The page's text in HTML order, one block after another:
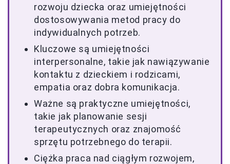
rozwoju dziecka oraz umiejętności
dostosowywania metod pracy do
indywidualnych potrzeb.
Kluczowe są umiejętności
interpersonalne, takie jak nawiązywanie
kontaktu z dzieckiem i rodzicami,
empatia oraz dobra komunikacja.
Ważne są praktyczne umiejętności,
takie jak planowanie sesji
terapeutycznych oraz znajomość
sprzętu potrzebnego do terapii.
Ciężka praca nad ciągłym rozwojem,